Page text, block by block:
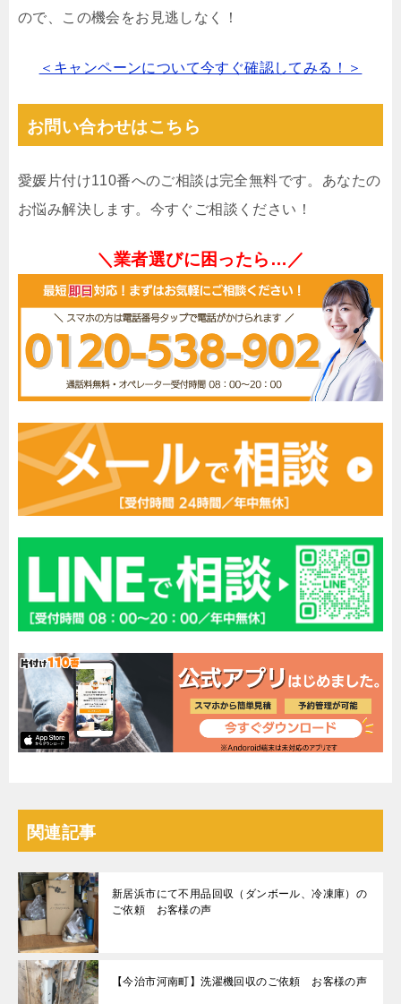
ので、この機会をお見逃しなく！
＜キャンペーンについて今すぐ確認してみる！＞
お問い合わせはこちら
愛媛片付け110番へのご相談は完全無料です。あなたの
お悩み解決します。今すぐご相談ください！
＼業者選びに困ったら…／
関連記事
新居浜市にて不用品回収（ダンボール、冷凍庫）の
ご依頼 お客様の声
【今治市河南町】洗濯機回収のご依頼 お客様の声